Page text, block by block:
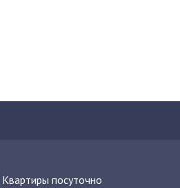
Квартиры посуточно